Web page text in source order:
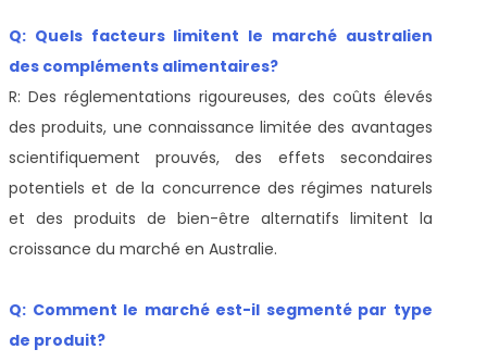
Q: Quels facteurs limitent le marché australien
des compléments alimentaires?
R: Des réglementations rigoureuses, des coûts élevés
des produits, une connaissance limitée des avantages
scientifiquement prouvés, des effets secondaires
potentiels et de la concurrence des régimes naturels
et des produits de bien-être alternatifs limitent la
croissance du marché en Australie.
Q: Comment le marché est-il segmenté par type
de produit?